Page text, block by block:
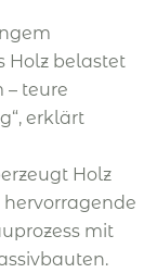
Holz belastet
– teure
erklärt
Holz
mit